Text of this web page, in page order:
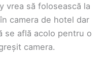
vrea să folosească la
camera de hotel dar
se află acolo pentru o
camera.